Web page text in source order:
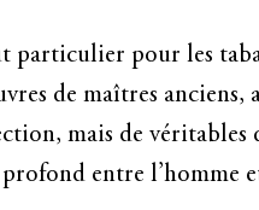
plus de 160 mètres
du XVIe au
particulier pour les
de maîtres anciens,
mais de
entre l’homme